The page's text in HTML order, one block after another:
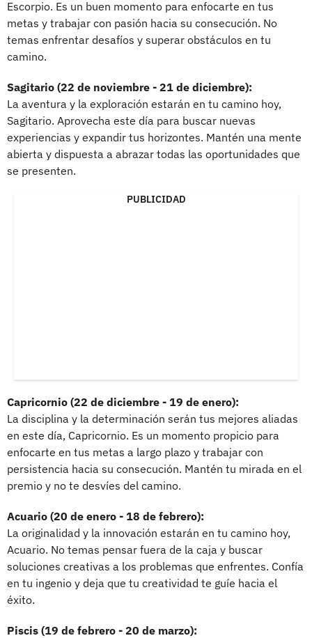
Escorpio. Es un buen momento para enfocarte en tus
metas y trabajar con pasión hacia su consecución. No
temas enfrentar desafíos y superar obstáculos en tu
camino.
Sagitario (22 de noviembre - 21 de diciembre):
La aventura y la exploración estarán en tu camino hoy,
Sagitario. Aprovecha este día para buscar nuevas
experiencias y expandir tus horizontes. Mantén una mente
abierta y dispuesta a abrazar todas las oportunidades que
se presenten.
PUBLICIDAD
Capricornio (22 de diciembre - 19 de enero):
La disciplina y la determinación serán tus mejores aliadas
en este día, Capricornio. Es un momento propicio para
enfocarte en tus metas a largo plazo y trabajar con
persistencia hacia su consecución. Mantén tu mirada en el
premio y no te desvíes del camino.
Acuario (20 de enero - 18 de febrero):
La originalidad y la innovación estarán en tu camino hoy,
Acuario. No temas pensar fuera de la caja y buscar
soluciones creativas a los problemas que enfrentes. Confía
en tu ingenio y deja que tu creatividad te guíe hacia el
éxito.
Piscis (19 de febrero - 20 de marzo):